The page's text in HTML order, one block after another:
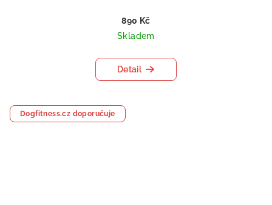
890 Kč
Skladem
Detail
Dogfitness.cz doporučuje